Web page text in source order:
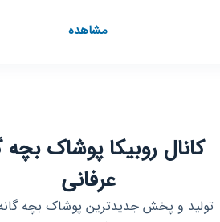
مشاهدهکانال
کانال روبیکا پوشاک بچه
عرفانی
تولید و پخش جدیدترین پوشاک بچه